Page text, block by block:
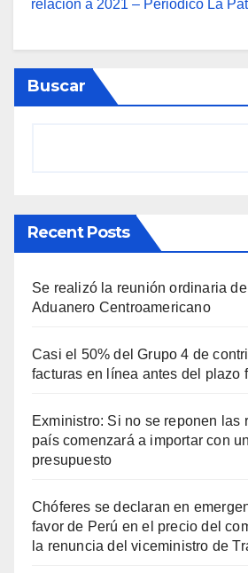
relación a 2021 – Periódico La
Buscar
Recent Posts
Se realizó la reunión ordinaria
Aduanero Centroamericano
Casi el 50% del Grupo 4 de
facturas en línea antes del plazo
Exministro: Si no se reponen las
país comenzará a importar con
presupuesto
Chóferes se declaran en
favor de Perú en el precio del
la renuncia del viceministro de